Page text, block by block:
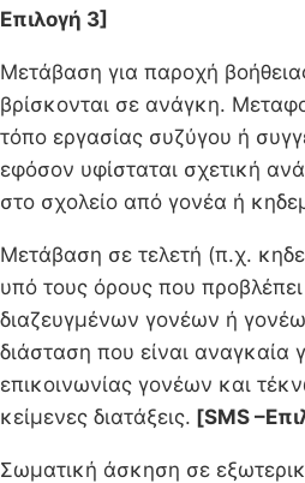
Επιλογή 3]
Μετάβαση για παροχή
βρίσκονται σε ανάγκη.
τόπο εργασίας συζύγου ή
εφόσον υφίσταται σχετική
στο σχολείο από γονέα ή
Μετάβαση σε τελετή (π.χ.
υπό τους όρους που
διαζευγμένων γονέων ή
διάσταση που είναι αναγκαία
επικοινωνίας γονέων και
κείμενες διατάξεις. [SMS
Σωματική άσκηση σε